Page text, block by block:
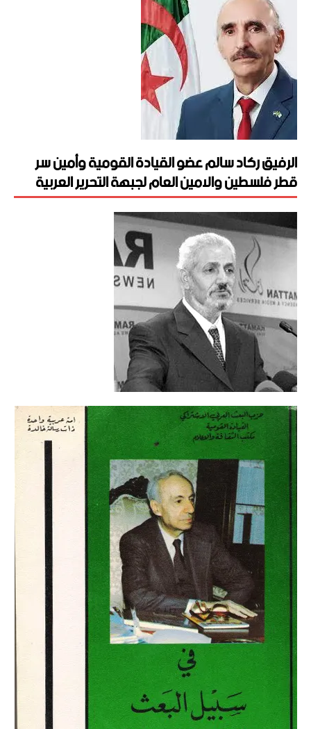
الرفيق ركاد سالم عضو القيادة القومية وأمين سر
قطر فلسطين والامين العام لجبهة التحرير العربية